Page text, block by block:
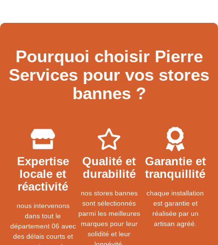
Pourquoi choisir Pierre
Services pour vos stores
bannes ?
Expertise
locale et
réactivité
nous intervenons
dans tout le
département 06 avec
des délais courts et
Qualité et
durabilité
nos stores bannes
sont sélectionnés
parmi les meilleures
marques pour leur
solidité et leur
Garantie et
tranquillité
chaque installation
est garantie et
réalisée par un
artisan agréé.